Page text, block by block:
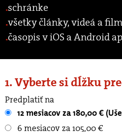
schránke
všetky články, videá a
časopis v iOS a Android
1. Vyberte si dĺžku
Predplatiť na
12 mesiacov za 180,00 €
6 mesiacov za 105,00 €